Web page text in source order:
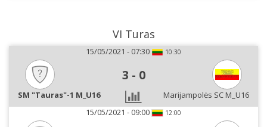
VI Turas
15/05/2021 - 07:30 10:30
3 - 0
SM "Tauras"-1 M_U16
Marijampolės SC M_U16
15/05/2021 - 09:00
12:00